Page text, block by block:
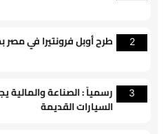
2 طرح أوبل فرونتيرا في مصر بمليون
3
رسمياً : الصناعة والمالية
السيارات القديمة